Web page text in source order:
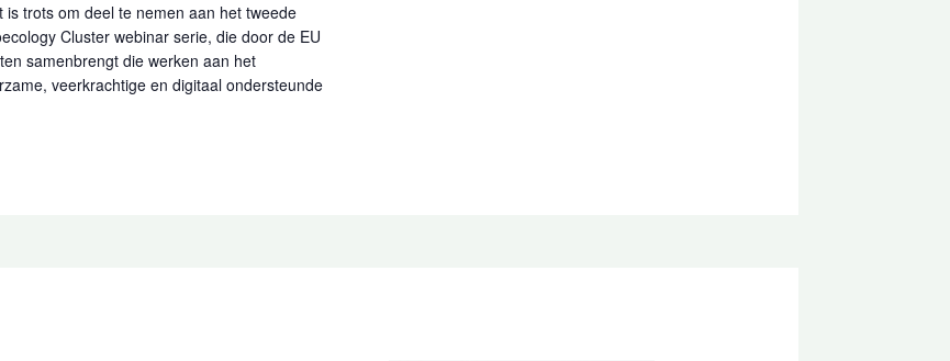
is trots om deel te nemen aan het tweede
Cluster webinar serie, die door de EU
samenbrengt die werken aan het
veerkrachtige en digitaal ondersteunde